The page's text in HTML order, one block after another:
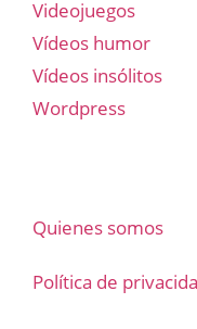
Videojuegos
Vídeos humor
Vídeos insólitos
Wordpress
Quienes somos
Política de